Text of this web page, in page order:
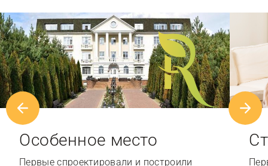
Особенное место
Первые спроектировали и построили